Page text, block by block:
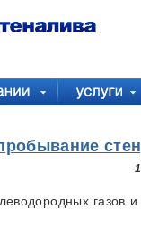
газов